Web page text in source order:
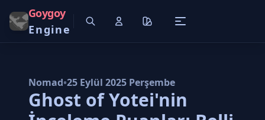
Goygoy
Engine
Nomad•25 Eylül 2025 Perşembe
Ghost of Yotei'nin